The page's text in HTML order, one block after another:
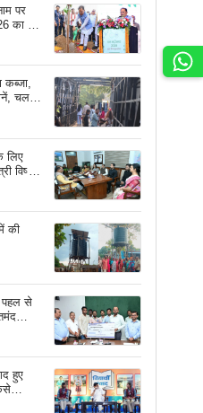
पर
का हुआ
कब्जा,
चलने
लिए
विष्णु
की
पहल से
हुए